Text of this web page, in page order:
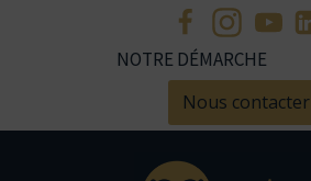
NOTRE DÉMARCHE
Nous contacter